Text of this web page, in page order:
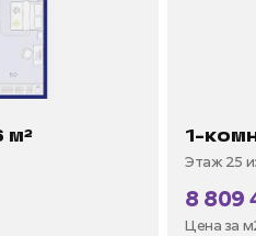
м² 1-
Этаж 25
8 809
В
Цена за